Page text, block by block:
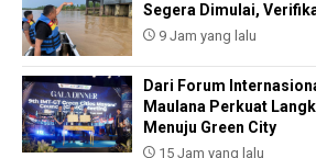
Segera Dimulai,
9 Jam yang lalu
Dari Forum
Maulana Perkuat
Menuju Green City
15 Jam yang lalu